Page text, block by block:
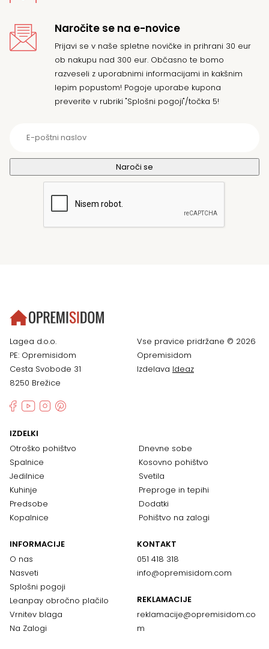
Naročite se na e-novice
Prijavi se v naše spletne novičke in prihrani 30 eur
ob nakupu nad 300 eur. Občasno te bomo
razveseli z uporabnimi informacijami in kakšnim
lepim popustom! Pogoje uporabe kupona
preverite v rubriki "Splošni pogoji"/točka 5!
Lagea d.o.o.
PE: Opremisidom
Cesta Svobode 31
8250 Brežice
Vse pravice pridržane © 2026
Opremisidom
Izdelava Ideaz
IZDELKI
Otroško pohištvo
Spalnice
Jedilnice
Kuhinje
Predsobe
Kopalnice
Dnevne sobe
Kosovno pohištvo
Svetila
Preproge in tepihi
Dodatki
Pohištvo na zalogi
INFORMACIJE
O nas
Nasveti
Splošni pogoji
Leanpay obročno plačilo
Vrnitev blaga
Na Zalogi
KONTAKT
051 418 318
info@opremisidom.com
REKLAMACIJE
reklamacije@opremisidom.co
m